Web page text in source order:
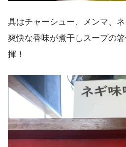
具はチャーシュー、メンマ、
爽快な香味が煮干しスープの
揮！